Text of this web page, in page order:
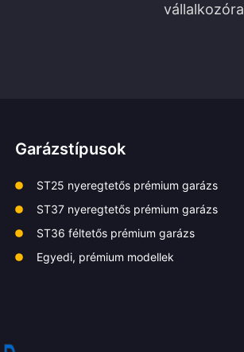
vállalkozóra
Garázstípusok
ST25 nyeregtetős prémium garázs
ST37 nyeregtetős prémium garázs
ST36 féltetős prémium garázs
Egyedi, prémium modellek